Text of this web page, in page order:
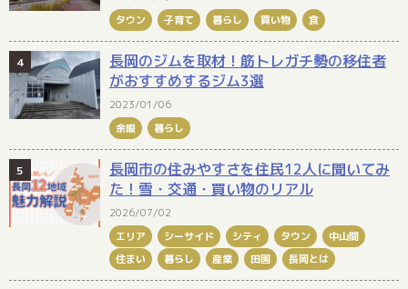
タウン
子育て 暮らし 買い物 食
長岡のジムを取材！筋トレガチ勢の移住者
がおすすめするジム3選
2023/01/06
余暇
暮らし
長岡市の住みやすさを住民12人に聞いてみ
た！雪・交通・買い物のリアル
2026/07/02
エリア
シーサイド シティ タウン
中山間
住まい
暮らし 産業 田園 長岡とは